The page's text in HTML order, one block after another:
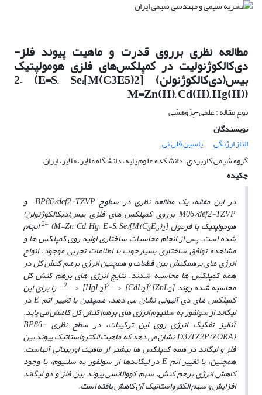
مطالعه نظری برروی قدرت و ماهیت پیوند فلز-
دی‌کالکوژنولیت در کمپلکس‌های فلزی هومولپتیک
بیس(‌دی‌کالکوژنولن) [M(C3E5)2]2– (E=S, Se;
M=Zn(II), Cd(II), Hg(II))
نوع مقاله : علمی-پژوهشی
نویسندگان
الناز ارژنگی
یاسین قلی ئی
گروه شیمی‌ کاربردی، دانشکده علوم پایه، دانشگاه ملایر، ملایر، ایران
چکیده
در این مقاله، یک مطالعه نظری در سطوح BP86/def2-TZVP و
M06/def2-TZVP بر­روی کمپلکس­ های فلزی بیس(دی­کالکوژنولن)
هومولپتیک با فرمول [M(C 3E5)2
]
2‒ (M=Zn, Cd, Hg; E=S, Se) انجام
شده ­است. پس از انجام محاسبات ساختاری اولیه روی کمپلکس ­ها و
مشاهده توافق ساختاری بسیار­خوب با اطلاعات تجربی موجود، انواع
انرژی­ های برهم­کنش بین قطعات و همچنین انرژی برهم کنش کل در
همه کمپلکس­ ها محاسبه شدند. نتایج انرژی ­های برهم­ کنش کل
محاسبه ­شده روند [ZnL2
]
2‒ > [HgL2]2‒ > [CdL2]2
‒را برای این
کمپلکس ­های دی­ آنیونی نشان می­ دهد. همچنین با تغییر اتم E در
لیگاند از سولفور به سلنیوم انرژی­ های برهم کنش کل کاهش می­ یابد.
آنالیز تفکیک انرژی روی این ترکیبات، در سطح نظری BP86-
D3/TZ2P(ZORA) نشان­ می­ دهد که ماهیت الکترواستاتیک پیوند بین
فلز و لیگاند در همه کمپلکس ­ها بیشتر از ماهیت اوربیتالی آن­هاست.
همچنین، با تغییر اتم E در لیگاندها از سولفور به سلنیوم، با وجود
کاهش انرژی برهم کنش، سهم کووالانسی پیوند بین فلز و دو لیگاند
افزایش و سهم الکترواستاتیک آن کاهش یافته است.